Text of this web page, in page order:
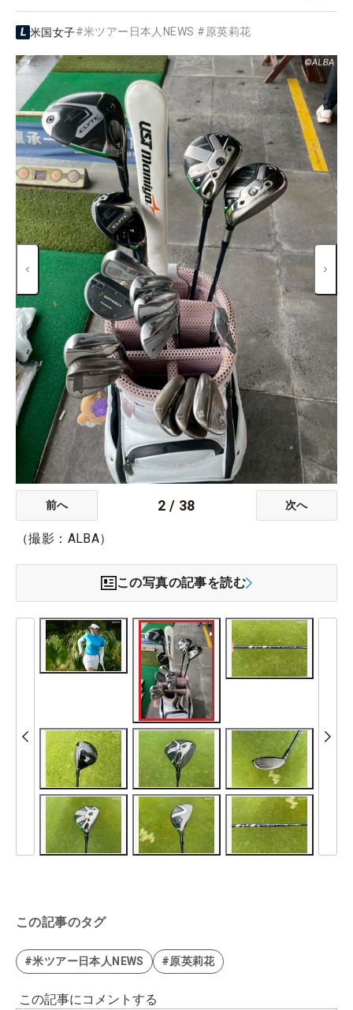
米国女子#米ツアー日本人NEWS #原英莉花
前へ 2 / 38 次へ
（撮影：ALBA）
この写真の記事を読む
この記事のタグ
#米ツアー日本人NEWS #原英莉花